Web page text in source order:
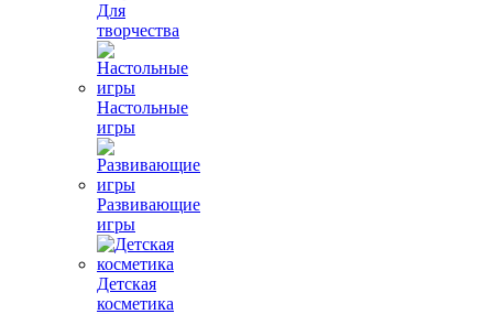
Для
творчества
Настольные
игры
Развивающие
игры
Детская
косметика